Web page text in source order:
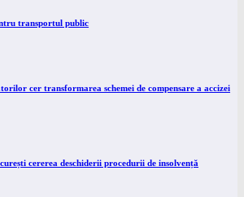
transportul public
cer transformarea schemei de compensare a accizei
cererea deschiderii procedurii de insolvență